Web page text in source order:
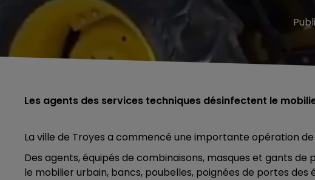
Les agents des services techniques désinfectent le
La ville de Troyes a commencé une importante opération
Des agents, équipés de combinaisons, masques et gants
le mobilier urbain, bancs, poubelles, poignées de portes des